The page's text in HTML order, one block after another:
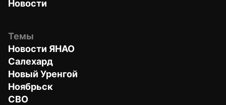
Новости
Темы
Новости ЯНАО
Салехард
Новый Уренгой
Ноябрьск
СВО